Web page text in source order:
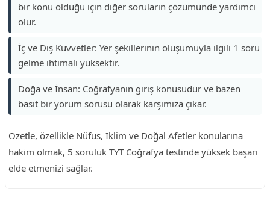
bir konu olduğu için diğer soruların çözümünde yardımcı
olur.
İç ve Dış Kuvvetler: Yer şekillerinin oluşumuyla ilgili 1 soru
gelme ihtimali yüksektir.
Doğa ve İnsan: Coğrafyanın giriş konusudur ve bazen
basit bir yorum sorusu olarak karşımıza çıkar.
Özetle, özellikle Nüfus, İklim ve Doğal Afetler konularına
hakim olmak, 5 soruluk TYT Coğrafya testinde yüksek başarı
elde etmenizi sağlar.